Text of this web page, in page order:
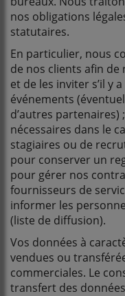
nos obligations
statutaires.
En particulier, nous
de nos clients afin
et de les inviter s’il y
événements
d’autres
nécessaires dans le
stagiaires ou de
pour conserver un
pour gérer nos
fournisseurs de
informer les
(liste de diffusion).
Vos données à
vendues ou
commerciales. Le
transfert des